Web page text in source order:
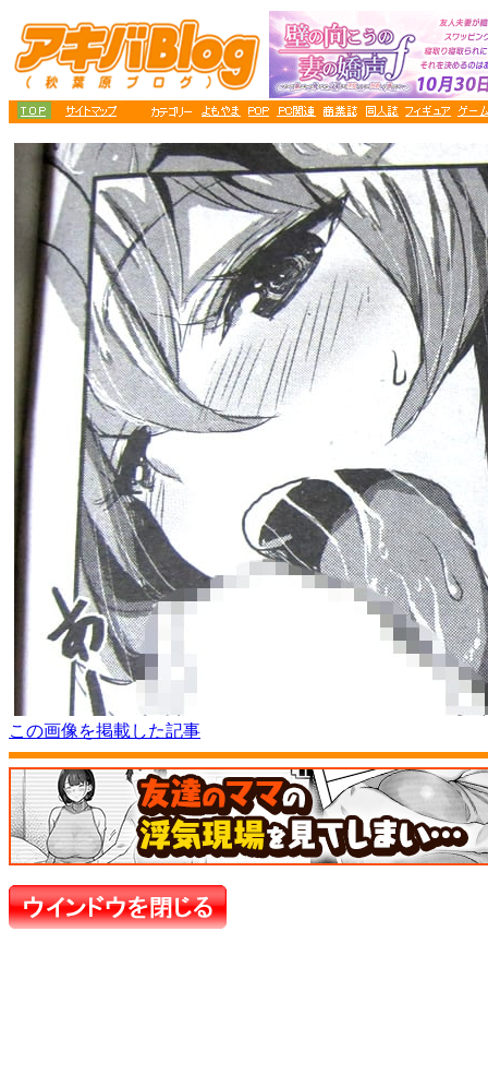
この画像を掲載した記事